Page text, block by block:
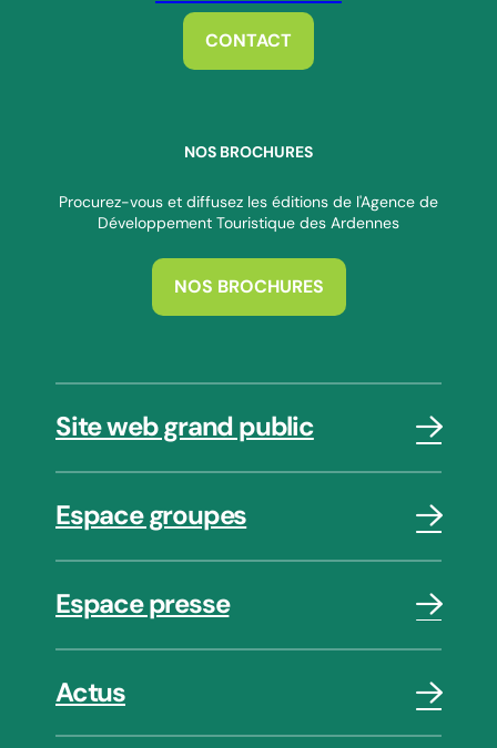
Suivez-nous sur Facebook
Suivez-nous sur Instagram
Suivez-nous sur Youtube
Suivez-nous sur Twitter
Suivez-nous sur Linkedin
Suivez-nous sur Tiktok
CONTACT
NOS BROCHURES
Procurez-vous et diffusez les éditions de l'Agence de
Développement Touristique des Ardennes
NOS BROCHURES
Site web grand public
Espace groupes
Espace presse
Actus